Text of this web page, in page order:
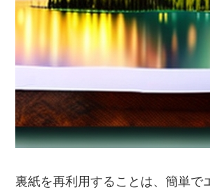
裏紙を再利用することは、簡単で